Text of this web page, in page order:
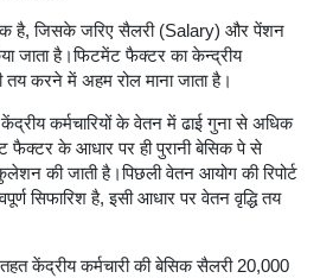
है, जिसके जरिए सैलरी (Salary) और पेंशन
जाता है।फिटमेंट फैक्टर का केन्द्रीय
तय करने में अहम रोल माना जाता है।
कर्मचारियों के वेतन में ढाई गुना से अधिक
फैक्टर के आधार पर ही पुरानी बेसिक पे से
की जाती है।पिछली वेतन आयोग की रिपोर्ट
सिफारिश है, इसी आधार पर वेतन वृद्धि तय
केंद्रीय कर्मचारी की बेसिक सैलरी 20,000